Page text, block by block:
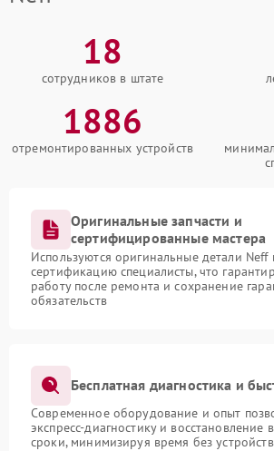
18
сотрудников в штате
1886
отремонтированных устройств
Оригинальные запчасти и
сертифицированные мастера
Используются оригинальные детали
сертификацию специалисты, что
работу после ремонта и сохранение
обязательств
Бесплатная диагностика и
Современное оборудование и опыт
экспресс-диагностику и восстановление
сроки, минимизируя время без